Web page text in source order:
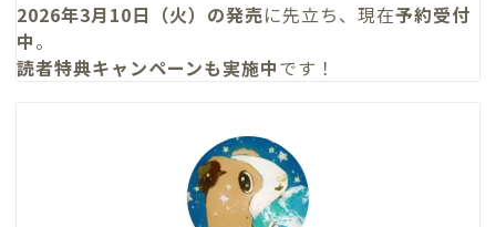
2026年3月10日（火）の発売に先立ち、現在予約受付
中。
読者特典キャンペーンも実施中です！